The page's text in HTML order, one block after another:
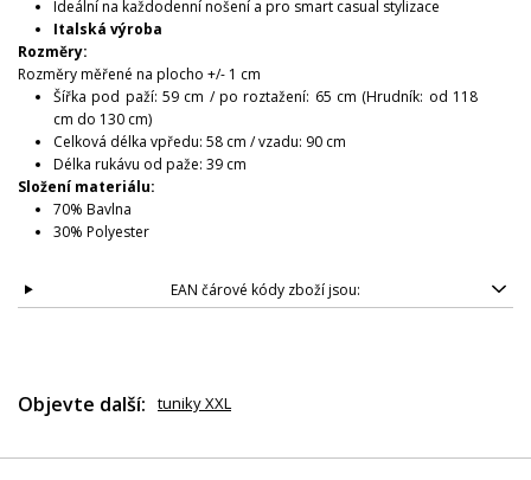
Ideální na každodenní nošení a pro smart casual stylizace
Italská výroba
Rozměry:
Rozměry měřené na plocho +/- 1 cm
Šířka pod paží: 59 cm / po roztažení: 65 cm (Hrudník: od 118
cm do 130 cm)
Celková délka vpředu: 58 cm / vzadu: 90 cm
Délka rukávu od paže: 39 cm
Složení materiálu:
70% Bavlna
30% Polyester
EAN čárové kódy zboží jsou:
Objevte další: tuniky XXL